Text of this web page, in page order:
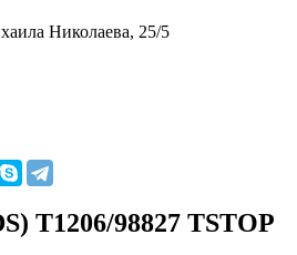
Николаева, 25/5
Т1206/98827 TSTOP